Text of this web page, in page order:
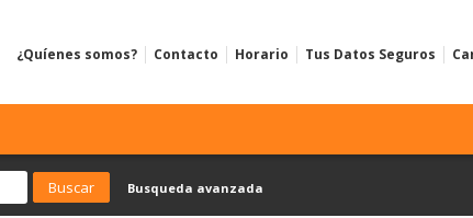
¿Quíenes somos? Contacto Horario Tus Datos Seguros
Busqueda avanzada